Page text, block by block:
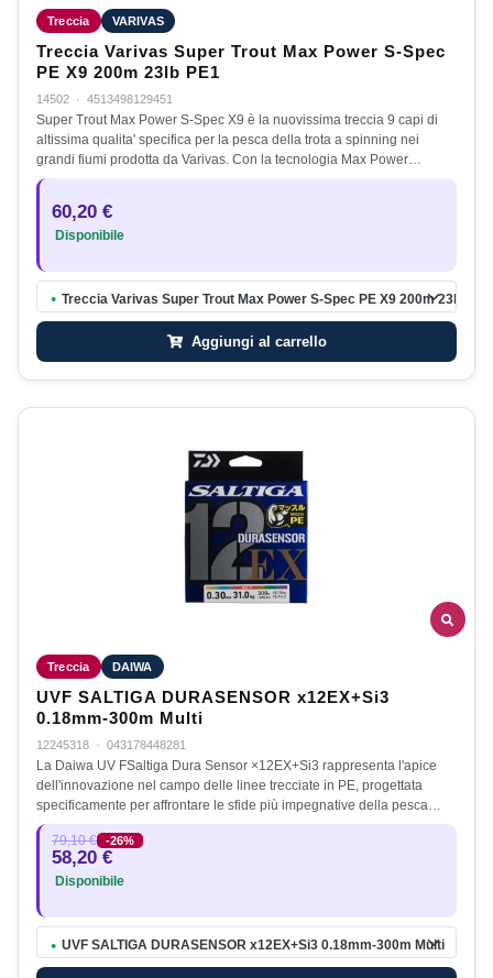
Treccia VARIVAS
Treccia Varivas Super Trout Max Power S-Spec
PE X9 200m 23lb PE1
14502 · 4513498129451
Super Trout Max Power S-Spec X9 è la nuovissima treccia 9 capi di
altissima qualita' specifica per la pesca della trota a spinning nei
grandi fiumi prodotta da Varivas. Con la tecnologia Max Power…
60,20 €
Disponibile
● Treccia Varivas Super Trout Max Power S-Spec PE X9 200m 23lb PE1
Aggiungi al carrello
Treccia DAIWA
UVF SALTIGA DURASENSOR x12EX+Si3
0.18mm-300m Multi
12245318 · 043178448281
La Daiwa UV FSaltiga Dura Sensor ×12EX+Si3 rappresenta l'apice
dell'innovazione nel campo delle linee trecciate in PE, progettata
specificamente per affrontare le sfide più impegnative della pesca…
79,10 € -26%
58,20 €
Disponibile
● UVF SALTIGA DURASENSOR x12EX+Si3 0.18mm-300m Multi